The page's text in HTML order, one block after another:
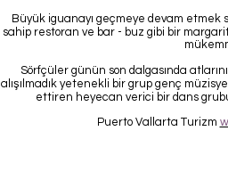
Büyük iguanayı geçmeye devam etmek
sahip restoran ve bar - buz gibi bir
Sörfçüler günün son dalgasında
alışılmadık yetenekli bir grup genç
ettiren heyecan verici bir dans
Puerto Vallarta Turizm